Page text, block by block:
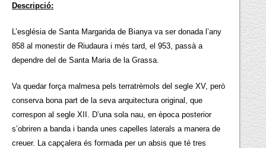
Descripció:
L’església de Santa Margarida de Bianya va ser donada l’any
858 al monestir de Riudaura i més tard, el 953, passà a
dependre del de Santa Maria de la Grassa.
Va quedar força malmesa pels terratrèmols del segle XV, però
conserva bona part de la seva arquitectura original, que
correspon al segle XII. D’una sola nau, en època posterior
s’obriren a banda i banda unes capelles laterals a manera de
creuer. La capçalera és formada per un absis que té tres